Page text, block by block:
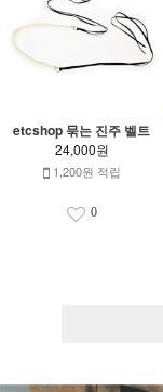
etcshop 묶는 진주 벨트
24,000원
1,200원 적립
0